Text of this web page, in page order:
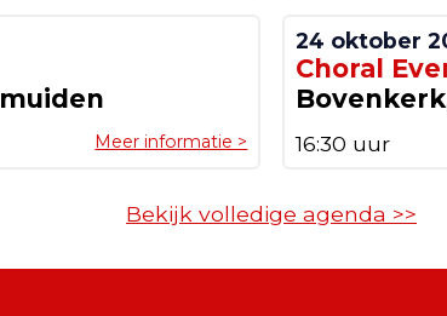
Meer informatie >
24 oktober
Choral
16:30 uur
Bekijk volledige agenda >>